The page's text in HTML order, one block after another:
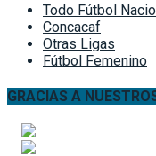
Todo Fútbol
Concacaf
Otras Ligas
Fútbol Femenino
GRACIAS A